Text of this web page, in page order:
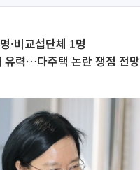
·비교섭단체 1명
유력…다주택 논란 쟁점 전망